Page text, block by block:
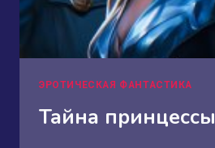
ЭРОТИЧЕСКАЯ ФАНТАСТИКА
Тайна принцессы